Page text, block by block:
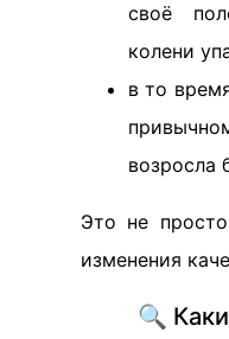
своё
колени
в то
возросла
Это не
изменения
🔍